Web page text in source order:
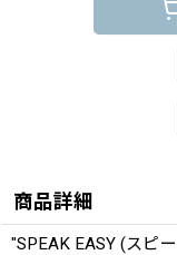
商品詳細
"SPEAK EASY (スピ